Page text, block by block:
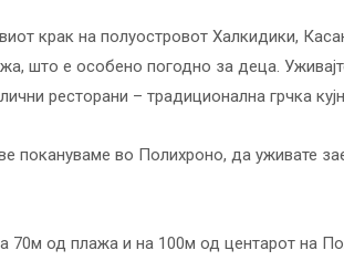
крак на полуостровот Халкидики,
што е особено погодно за деца.
ресторани – традиционална грчка
покануваме во Полихроно, да уживате
70м од плажа и на 100м од центарот на